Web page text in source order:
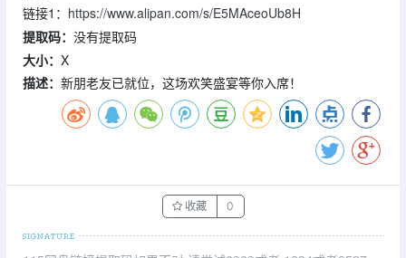
链接1： https://www.alipan.com/s/E5MAceoUb8H
提取码： 没有提取码
大小： X
描述： 新朋老友已就位，这场欢笑盛宴等你入席！
收藏 0